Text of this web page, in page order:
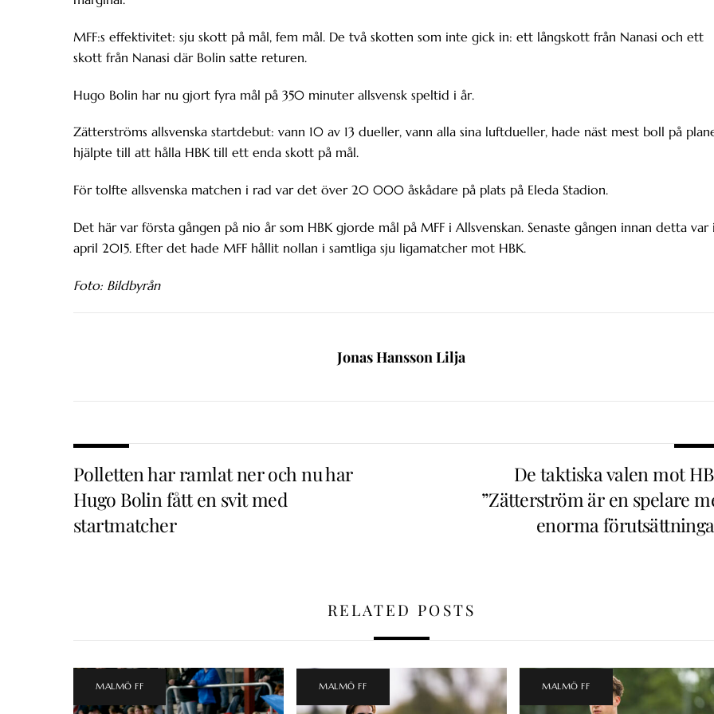
MFF:s effektivitet: sju skott på mål, fem mål. De två skotten som inte gick in: ett långskott från Nanasi och ett
skott från Nanasi där Bolin satte returen.
Hugo Bolin har nu gjort fyra mål på 350 minuter allsvensk speltid i år.
Zätterströms allsvenska startdebut: vann 10 av 13 dueller, vann alla sina luftdueller, hade näst mest boll på
hjälpte till att hålla HBK till ett enda skott på mål.
För tolfte allsvenska matchen i rad var det över 20 000 åskådare på plats på Eleda Stadion.
Det här var första gången på nio år som HBK gjorde mål på MFF i Allsvenskan. Senaste gången innan detta var i
april 2015. Efter det hade MFF hållit nollan i samtliga sju ligamatcher mot HBK.
Foto: Bildbyrån
Jonas Hansson Lilja
Polletten har ramlat ner och nu har
Hugo Bolin fått en svit med
startmatcher
De taktiska valen mot
”Zätterström är en spelare
enorma
RELATED POSTS
MALMÖ FF MALMÖ FF MALMÖ FF